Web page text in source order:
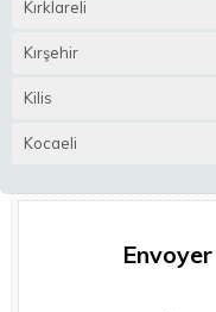
Kırklareli
Kırşehir
Kilis
Kocaeli